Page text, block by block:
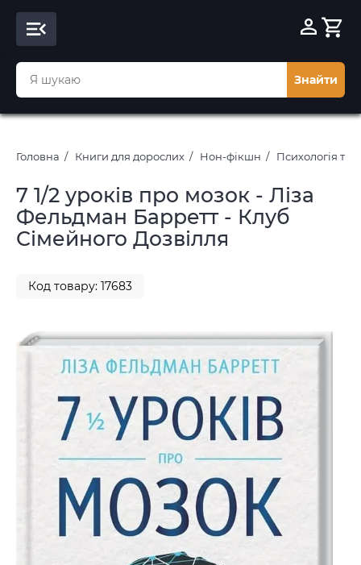
Знайти
Головна Книги для дорослих Нон-фікшн Психологія та
7 1/2 уроків про мозок - Ліза
Фельдман Барретт - Клуб
Сімейного Дозвілля
Код товару: 17683